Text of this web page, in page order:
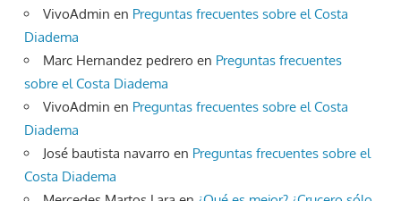
VivoAdmin en Preguntas frecuentes sobre el Costa
Diadema
Marc Hernandez pedrero en Preguntas frecuentes
sobre el Costa Diadema
VivoAdmin en Preguntas frecuentes sobre el Costa
Diadema
José bautista navarro en Preguntas frecuentes sobre el
Costa Diadema